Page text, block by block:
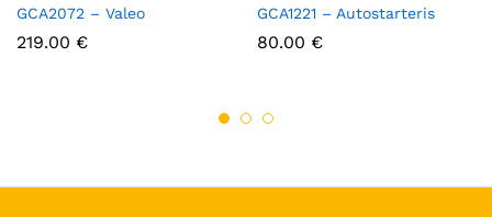
GCA2072 – Valeo
219.00 €
GCA1221 – Autostarteris
80.00 €